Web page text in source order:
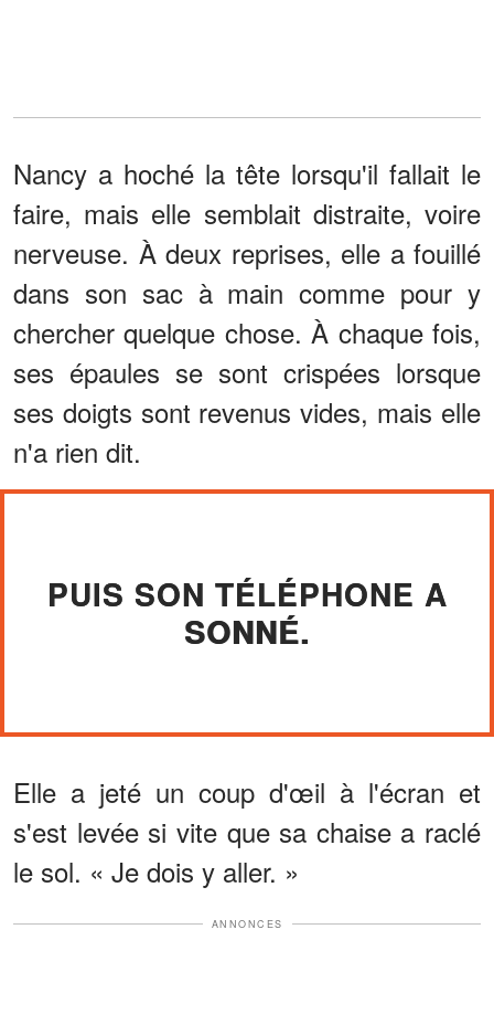
Nancy a hoché la tête lorsqu'il fallait le
faire, mais elle semblait distraite, voire
nerveuse. À deux reprises, elle a fouillé
dans son sac à main comme pour y
chercher quelque chose. À chaque fois,
ses épaules se sont crispées lorsque
ses doigts sont revenus vides, mais elle
n'a rien dit.
PUIS SON TÉLÉPHONE A
SONNÉ.
Elle a jeté un coup d'œil à l'écran et
s'est levée si vite que sa chaise a raclé
le sol. « Je dois y aller. »
ANNONCES